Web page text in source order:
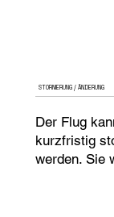
STORNIERUNG / ÄNDERUNG
Der Flug
kurzfristig
werden. Sie